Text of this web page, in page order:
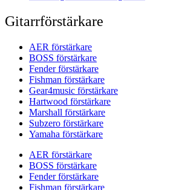
Gitarrförstärkare
AER förstärkare
BOSS förstärkare
Fender förstärkare
Fishman förstärkare
Gear4music förstärkare
Hartwood förstärkare
Marshall förstärkare
Subzero förstärkare
Yamaha förstärkare
AER förstärkare
BOSS förstärkare
Fender förstärkare
Fishman förstärkare